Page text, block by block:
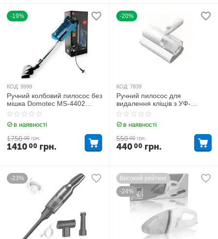
-19%
КОД: 9999
Ручний колбовий пилосос без
мішка Domotec MS-4402
2000Вт
в наявності
1750 00 грн.
141000 грн.
-20%
КОД: 7839
Ручний пилосос для
видалення кліщів з УФ-
приладом
в наявності
550 00 грн.
44000 грн.
-23%
Високий рейтинг
-24%